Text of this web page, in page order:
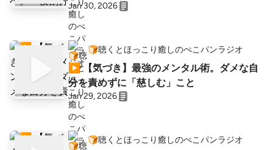
Jan 30, 2026
🍞聴くとほっこり癒しのぺこパンラジオ
▶︎ 【気づき】最強のメンタル術。ダメな自
分を責めずに「慈しむ」こと
Jan 29, 2026
🍞聴くとほっこり癒しのぺこパンラジオ